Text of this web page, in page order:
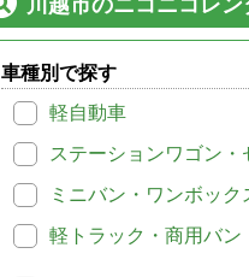
川越市のニコニコレ
車種別で探す
軽自動車
ステーションワゴン・
ミニバン・ワンボック
軽トラック・商用バン